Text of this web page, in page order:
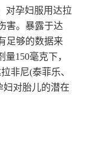
对孕妇服用达拉
害。暴露于达
足够的数据来
150毫克下，
非尼(泰菲乐、
妇对胎儿的潜在